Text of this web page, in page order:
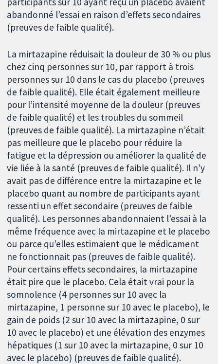
abandonné l’essai en raison d’effets secondaires
(preuves de faible qualité).
La mirtazapine réduisait la douleur de 30 % ou plus
chez cinq personnes sur 10, par rapport à trois
personnes sur 10 dans le cas du placebo (preuves
de faible qualité). Elle était également meilleure
pour l’intensité moyenne de la douleur (preuves
de faible qualité) et les troubles du sommeil
(preuves de faible qualité). La mirtazapine n’était
pas meilleure que le placebo pour réduire la
fatigue et la dépression ou améliorer la qualité de
vie liée à la santé (preuves de faible qualité). Il n’y
avait pas de différence entre la mirtazapine et le
placebo quant au nombre de participants ayant
ressenti un effet secondaire (preuves de faible
qualité). Les personnes abandonnaient l’essai à la
même fréquence avec la mirtazapine et le placebo
ou parce qu’elles estimaient que le médicament
ne fonctionnait pas (preuves de faible qualité).
Pour certains effets secondaires, la mirtazapine
était pire que le placebo. Cela était vrai pour la
somnolence (4 personnes sur 10 avec la
mirtazapine, 1 personne sur 10 avec le placebo), le
gain de poids (2 sur 10 avec la mirtazapine, 0 sur
10 avec le placebo) et une élévation des enzymes
hépatiques (1 sur 10 avec la mirtazapine, 0 sur 10
avec le placebo) (preuves de faible qualité).